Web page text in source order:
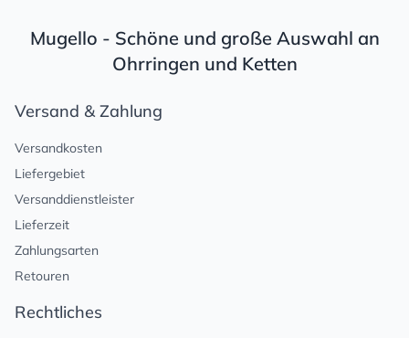
Mugello - Schöne und große Auswahl an
Ohrringen und Ketten
Versand & Zahlung
Versandkosten
Liefergebiet
Versanddienstleister
Lieferzeit
Zahlungsarten
Retouren
Rechtliches